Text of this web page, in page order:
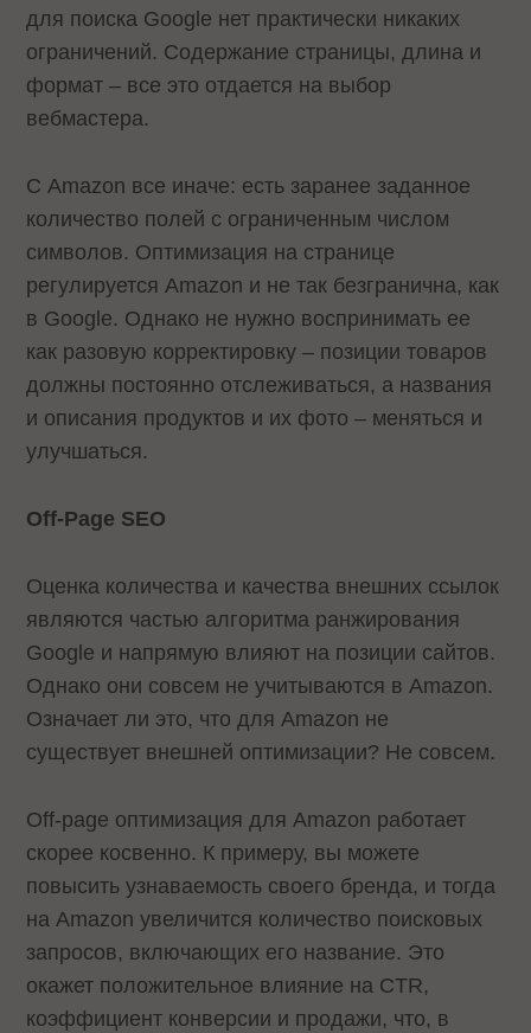
для поиска Google нет практически никаких
ограничений. Содержание страницы, длина и
формат – все это отдается на выбор
вебмастера.
С Amazon все иначе: есть заранее заданное
количество полей с ограниченным числом
символов. Оптимизация на странице
регулируется Amazon и не так безгранична, как
в Google. Однако не нужно воспринимать ее
как разовую корректировку – позиции товаров
должны постоянно отслеживаться, а названия
и описания продуктов и их фото – меняться и
улучшаться.
Off-Page SEO
Оценка количества и качества внешних ссылок
являются частью алгоритма ранжирования
Google и напрямую влияют на позиции сайтов.
Однако они совсем не учитываются в Amazon.
Означает ли это, что для Amazon не
существует внешней оптимизации? Не совсем.
Off-page оптимизация для Amazon работает
скорее косвенно. К примеру, вы можете
повысить узнаваемость своего бренда, и тогда
на Amazon увеличится количество поисковых
запросов, включающих его название. Это
окажет положительное влияние на CTR,
коэффициент конверсии и продажи, что, в